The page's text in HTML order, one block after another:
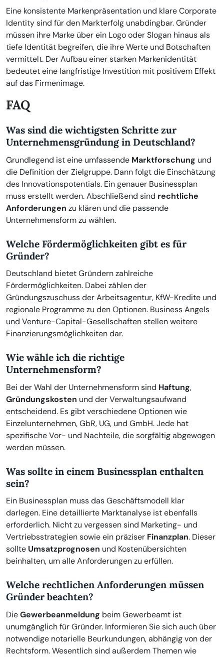
Eine konsistente Markenpräsentation und klare Corporate
Identity sind für den Markterfolg unabdingbar. Gründer
müssen ihre Marke über ein Logo oder Slogan hinaus als
tiefe Identität begreifen, die ihre Werte und Botschaften
vermittelt. Der Aufbau einer starken Markenidentität
bedeutet eine langfristige Investition mit positivem Effekt
auf das Firmenimage.
FAQ
Was sind die wichtigsten Schritte zur
Unternehmensgründung in Deutschland?
Grundlegend ist eine umfassende Marktforschung und
die Definition der Zielgruppe. Dann folgt die Einschätzung
des Innovationspotentials. Ein genauer Businessplan
muss erstellt werden. Abschließend sind rechtliche
Anforderungen zu klären und die passende
Unternehmensform zu wählen.
Welche Fördermöglichkeiten gibt es für
Gründer?
Deutschland bietet Gründern zahlreiche
Fördermöglichkeiten. Dabei zählen der
Gründungszuschuss der Arbeitsagentur, KfW-Kredite und
regionale Programme zu den Optionen. Business Angels
und Venture-Capital-Gesellschaften stellen weitere
Finanzierungsmöglichkeiten dar.
Wie wähle ich die richtige
Unternehmensform?
Bei der Wahl der Unternehmensform sind Haftung,
Gründungskosten und der Verwaltungsaufwand
entscheidend. Es gibt verschiedene Optionen wie
Einzelunternehmen, GbR, UG, und GmbH. Jede hat
spezifische Vor- und Nachteile, die sorgfältig abgewogen
werden müssen.
Was sollte in einem Businessplan enthalten
sein?
Ein Businessplan muss das Geschäftsmodell klar
darlegen. Eine detaillierte Marktanalyse ist ebenfalls
erforderlich. Nicht zu vergessen sind Marketing- und
Vertriebsstrategien sowie ein präziser Finanzplan. Dieser
sollte Umsatzprognosen und Kostenübersichten
beinhalten, um alle Anforderungen zu erfüllen.
Welche rechtlichen Anforderungen müssen
Gründer beachten?
DieGewerbeanmeldung beim Gewerbeamt ist
unumgänglich für Gründer. Informieren Sie sich auch über
notwendige notarielle Beurkundungen, abhängig von der
Rechtsform. Wesentlich sind außerdem Themen wie